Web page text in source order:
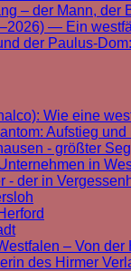
– der Mann, der
— Ein
der Paulus-
Wie eine
Aufstieg
- größter
in
- der in
– Von
des Hirmer